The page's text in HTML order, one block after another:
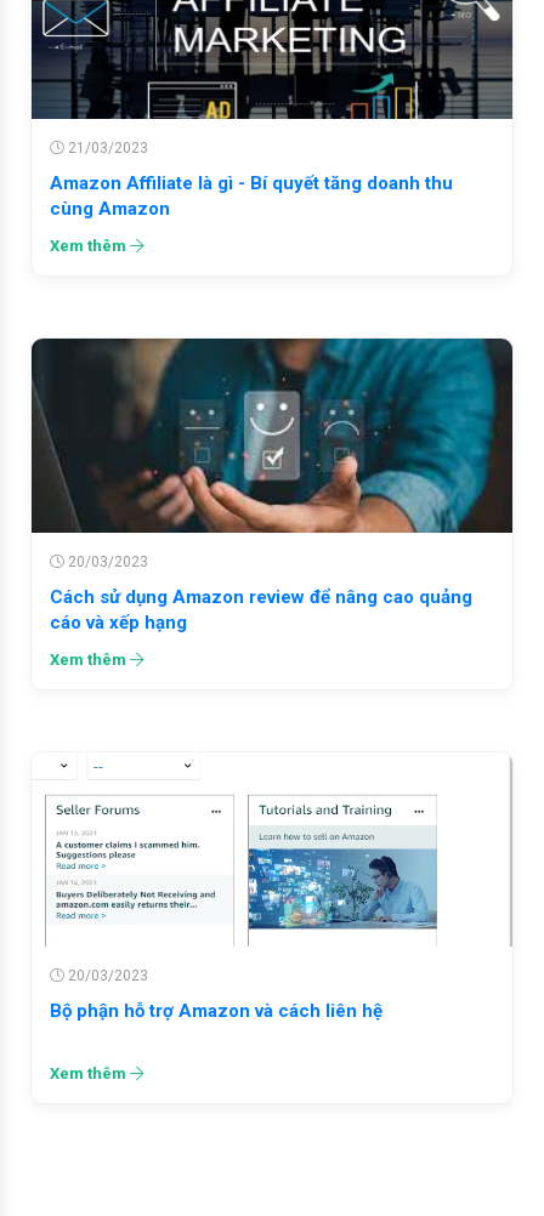
21/03/2023
Amazon Affiliate là gì - Bí quyết tăng doanh thu
cùng Amazon
Xem thêm
20/03/2023
Cách sử dụng Amazon review để nâng cao quảng
cáo và xếp hạng
Xem thêm
20/03/2023
Bộ phận hỗ trợ Amazon và cách liên hệ
Xem thêm